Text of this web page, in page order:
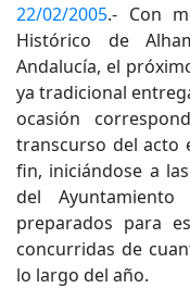
22/02/2005.- Con
Histórico de
Andalucía, el
ya tradicional
ocasión
transcurso del acto
fin, iniciándose a
del
preparados para
concurridas de
lo largo del año.